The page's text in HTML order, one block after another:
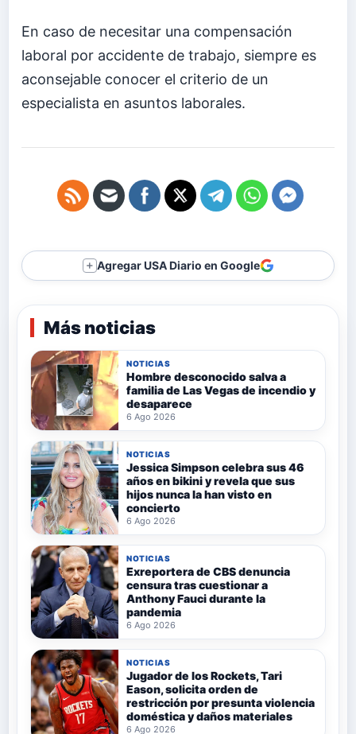
En caso de necesitar una compensación
laboral por accidente de trabajo, siempre es
aconsejable conocer el criterio de un
especialista en asuntos laborales.
＋ Agregar USA Diario en Google
Más noticias
NOTICIAS
Hombre desconocido salva a
familia de Las Vegas de incendio y
desaparece
6 Ago 2026
NOTICIAS
Jessica Simpson celebra sus 46
años en bikini y revela que sus
hijos nunca la han visto en
concierto
6 Ago 2026
NOTICIAS
Exreportera de CBS denuncia
censura tras cuestionar a
Anthony Fauci durante la
pandemia
6 Ago 2026
NOTICIAS
Jugador de los Rockets, Tari
Eason, solicita orden de
restricción por presunta violencia
doméstica y daños materiales
6 Ago 2026